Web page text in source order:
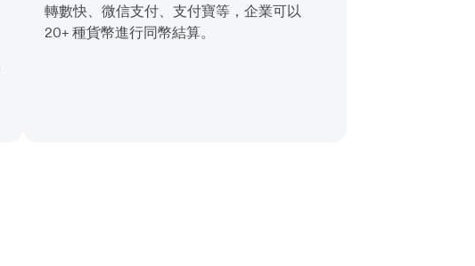
轉數快、微信支付、支付寶等，企業可以
20+ 種貨幣進行同幣結算。